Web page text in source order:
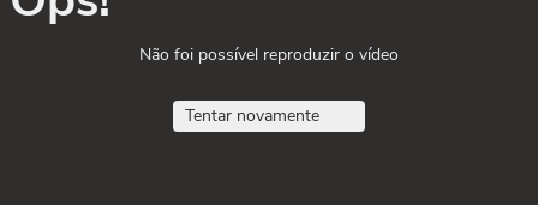
Não foi possível reproduzir o vídeo
Tentar novamente